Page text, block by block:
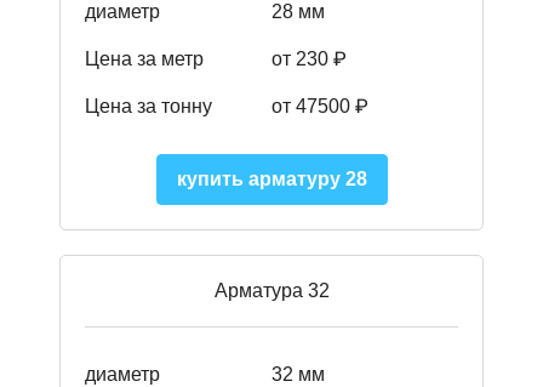
диаметр 28 мм
Цена за метр от 230 ₽
Цена за тонну от 47500 ₽
купить арматуру 28
Арматура 32
диаметр 32 мм